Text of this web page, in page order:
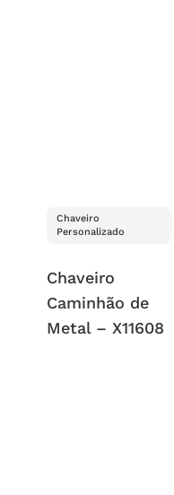
Chaveiro
Personalizado
Chaveiro
Caminhão de
Metal – X11608